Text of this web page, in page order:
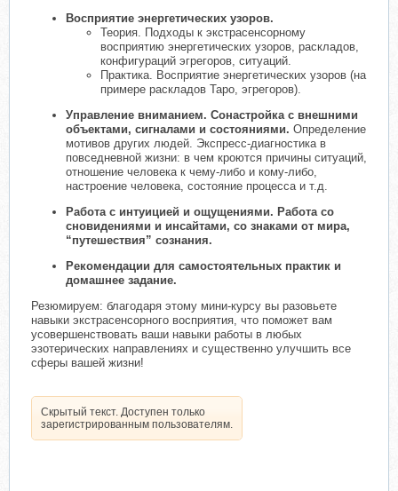
Восприятие энергетических узоров.
Теория. Подходы к экстрасенсорному
восприятию энергетических узоров, раскладов,
конфигураций эгрегоров, ситуаций.
Практика. Восприятие энергетических узоров (на
примере раскладов Таро, эгрегоров).
Управление вниманием. Сонастройка с внешними
объектами, сигналами и состояниями. Определение
мотивов других людей. Экспресс-диагностика в
повседневной жизни: в чем кроются причины ситуаций,
отношение человека к чему-либо и кому-либо,
настроение человека, состояние процесса и т.д.
Работа с интуицией и ощущениями. Работа со
сновидениями и инсайтами, со знаками от мира,
“путешествия” сознания.
Рекомендации для самостоятельных практик и
домашнее задание.
Резюмируем: благодаря этому мини-курсу вы разовьете
навыки экстрасенсорного восприятия, что поможет вам
усовершенствовать ваши навыки работы в любых
эзотерических направлениях и существенно улучшить все
сферы вашей жизни!
Скрытый текст. Доступен только
зарегистрированным пользователям.